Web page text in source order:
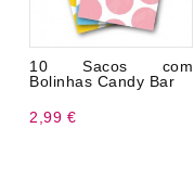
10 Sacos com
Bolinhas Candy Bar
2,99 €